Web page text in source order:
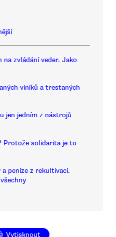
zvládání veder. Jako
viníků a trestaných
jen jedním z nástrojů
Protože solidarita je to
peníze z rekultivací.
Vytisknout